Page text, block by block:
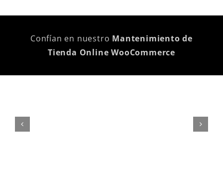
Confían en nuestro Mantenimiento de
Tienda Online WooCommerce